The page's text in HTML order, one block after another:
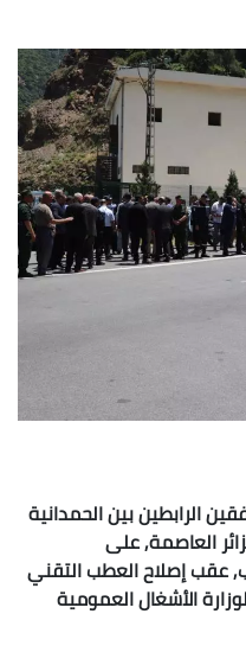
الرابطين بين الحمدانية
العاصمة, على
إصلاح العطب التقني
الأشغال العمومية